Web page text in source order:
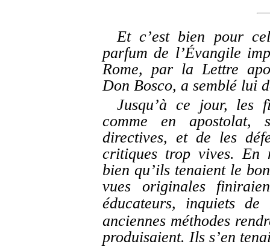
Et c’est bien pour
parfum de l’Évangile
Rome, par la Lettre
Don Bosco, a semblé lui
Jusqu’à ce jour, les
comme en apostolat,
directives, et de les
critiques trop vives. En
bien qu’ils tenaient le
vues originales
éducateurs, inquiets
anciennes méthodes
produisaient. Ils s’en